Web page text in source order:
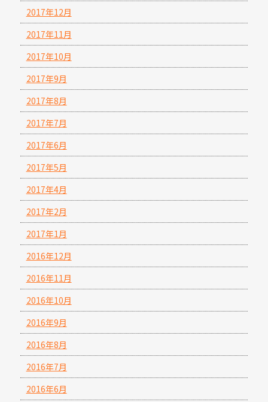
2017年12月
2017年11月
2017年10月
2017年9月
2017年8月
2017年7月
2017年6月
2017年5月
2017年4月
2017年2月
2017年1月
2016年12月
2016年11月
2016年10月
2016年9月
2016年8月
2016年7月
2016年6月